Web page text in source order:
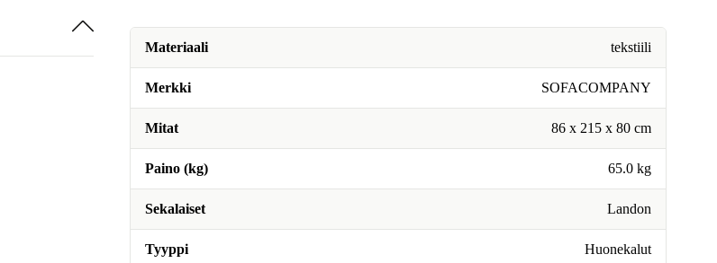
Materiaali tekstiili
Merkki SOFACOMPANY
Mitat 86 x 215 x 80 cm
Paino (kg) 65.0 kg
Sekalaiset Landon
Tyyppi Huonekalut